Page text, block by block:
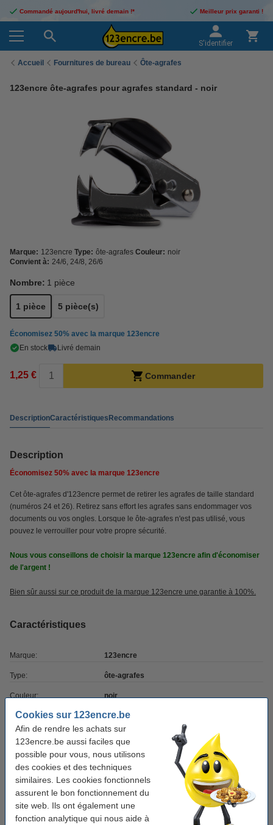
Cookies sur 123encre.be
Afin de rendre les achats sur
123encre.be aussi faciles que
possible pour vous, nous utilisons
des cookies et des techniques
similaires. Les cookies fonctionnels
assurent le bon fonctionnement du
site web. Ils ont également une
fonction analytique qui nous aide à
Commandé aujourd'hui, livré demain !* Meilleur prix garanti !
S'identifier
Accueil Fournitures de bureau Ôte-agrafes
123encre ôte-agrafes pour agrafes standard - noir
Marque: 123encre Type: ôte-agrafes Couleur: noir
Convient à: 24/6, 24/8, 26/6
Nombre: 1 pièce
1 pièce 5 pièce(s)
Économisez 50% avec la marque 123encre
En stock
Livré demain
1,25 € Commander
DescriptionCaractéristiquesRecommandations
Description
Économisez 50% avec la marque 123encre
Cet ôte-agrafes d'123encre permet de retirer les agrafes de taille standard
(numéros 24 et 26). Retirez sans effort les agrafes sans endommager vos
documents ou vos ongles. Lorsque le ôte-agrafes n'est pas utilisé, vous
pouvez le verrouiller pour votre propre sécurité.
Nous vous conseillons de choisir la marque 123encre afin d'économiser
de l'argent !
Bien sûr aussi sur ce produit de la marque 123encre une garantie à 100%.
Caractéristiques
Marque: 123encre
Type: ôte-agrafes
Couleur: noir
Convient à: 24/6, 24/8, 26/6
Pack avantageux ! 4+1 gratuit
Offre : 5x 123encre ôte-agrafes pour agrafes
standard - noir
5,00 €
Bon plan : commandez des agrafes supplémentaires